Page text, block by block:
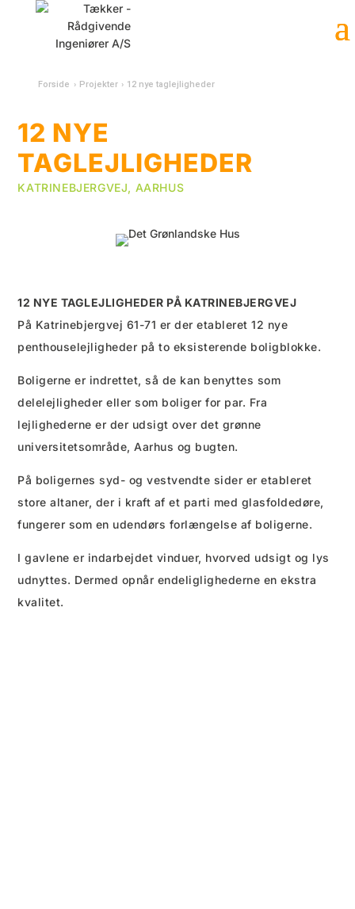
Forside › Projekter › 12 nye taglejligheder
12 NYE
TAGLEJLIGHEDER
KATRINEBJERGVEJ, AARHUS
12 NYE TAGLEJLIGHEDER PÅ KATRINEBJERGVEJ
På Katrinebjergvej 61-71 er der etableret 12 nye
penthouselejligheder på to eksisterende boligblokke.
Boligerne er indrettet, så de kan benyttes som
delelejligheder eller som boliger for par. Fra
lejlighederne er der udsigt over det grønne
universitetsområde, Aarhus og bugten.
På boligernes syd- og vestvendte sider er etableret
store altaner, der i kraft af et parti med glasfoldedøre,
fungerer som en udendørs forlængelse af boligerne.
I gavlene er indarbejdet vinduer, hvorved udsigt og lys
udnyttes. Dermed opnår endeliglighederne en ekstra
kvalitet.